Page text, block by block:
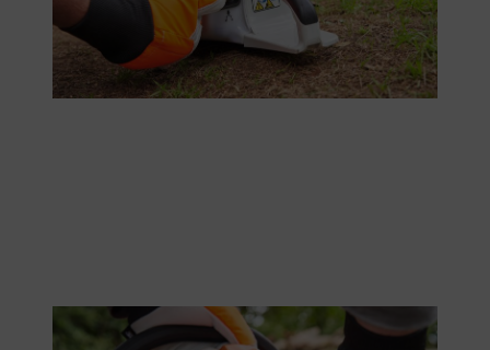
A kombinált kart lefelé kell nyomni.